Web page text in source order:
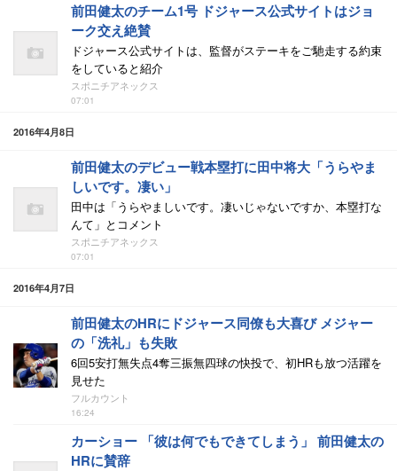
前田健太のチーム1号 ドジャース公式サイトはジョ
ーク交え絶賛
ドジャース公式サイトは、監督がステーキをご馳走する約束
をしていると紹介
スポニチアネックス
07:01
2016年4月8日
前田健太のデビュー戦本塁打に田中将大「うらやま
しいです。凄い」
田中は「うらやましいです。凄いじゃないですか、本塁打な
んて」とコメント
スポニチアネックス
07:01
2016年4月7日
前田健太のHRにドジャース同僚も大喜び メジャー
の「洗礼」も失敗
6回5安打無失点4奪三振無四球の快投で、初HRも放つ活躍を
見せた
フルカウント
16:24
カーショー 「彼は何でもできてしまう」 前田健太の
HRに賛辞